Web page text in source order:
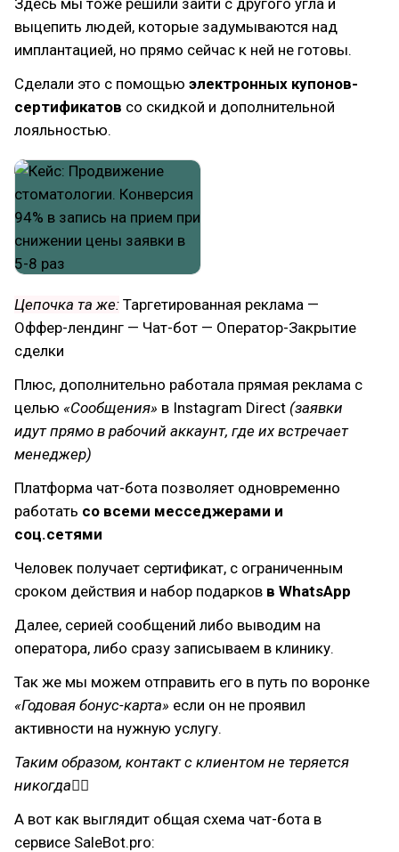
выцепить людей, которые задумываются над
имплантацией, но прямо сейчас к ней не готовы.
Сделали это с помощью электронных купонов-
сертификатов со скидкой и дополнительной
лояльностью.
Цепочка та же: Таргетированная реклама —
Оффер-лендинг — Чат-бот — Оператор-Закрытие
сделки
Плюс, дополнительно работала прямая реклама с
целью «Сообщения» в Instagram Direct (заявки
идут прямо в рабочий аккаунт, где их встречает
менеджер)
Платформа чат-бота позволяет одновременно
работать со всеми месседжерами и
соц.сетями
Человек получает сертификат, с ограниченным
сроком действия и набор подарков в WhatsApp
Далее, серией сообщений либо выводим на
оператора, либо сразу записываем в клинику.
Так же мы можем отправить его в путь по воронке
«Годовая бонус-карта» если он не проявил
активности на нужную услугу.
Таким образом, контакт с клиентом не теряется
никогда☝🏻
А вот как выглядит общая схема чат-бота в
сервисе SaleBot.pro: